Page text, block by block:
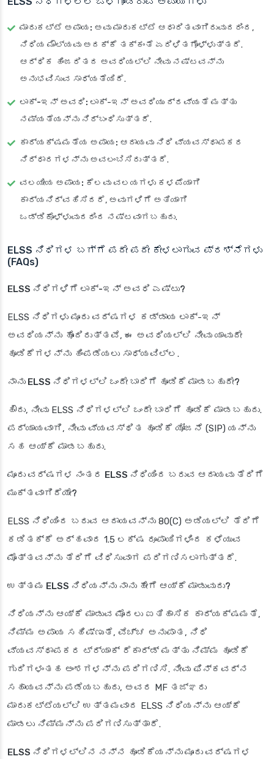
ಮಾರುಕಟ್ಟೆ ಅಪಾಯ: ಅವು ಮಾರುಕಟ್ಟೆ ಆಧಾರಿತವಾಗಿರುವುದರಿಂದ,
ನಿಧಿಯ ಮೌಲ್ಯವು ಅದಕ್ಕೆ ತಕ್ಕಂತೆ ಏರಿಳಿತಗೊಳ್ಳುತ್ತದೆ.
ಆರ್ಥಿಕ ಹಿಂಜರಿತದ ಅವಧಿಯಲ್ಲಿ ನೀವು ನಷ್ಟವನ್ನು
ಅನುಭವಿಸುವ ಸಾಧ್ಯತೆಯಿದೆ.
ಲಾಕ್-ಇನ್ ಅವಧಿ: ಲಾಕ್-ಇನ್ ಅವಧಿಯು ದ್ರವ್ಯತೆ ಮತ್ತು
ನಮ್ಯತೆಯನ್ನು ನಿರ್ಬಂಧಿಸುತ್ತದೆ.
ಕಾರ್ಯಕ್ಷಮತೆಯ ಅಪಾಯ: ಆದಾಯವು ನಿಧಿ ವ್ಯವಸ್ಥಾಪಕರ
ನಿರ್ಧಾರಗಳನ್ನು ಅವಲಂಬಿಸಿರುತ್ತದೆ.
ವಲಯೀಯ ಅಪಾಯ: ಕೆಲವು ವಲಯಗಳು ಕಳಪೆಯಾಗಿ
ಕಾರ್ಯನಿರ್ವಹಿಸಿದರೆ, ಅವುಗಳಿಗೆ ಅತಿಯಾಗಿ
ಒಡ್ಡಿಕೊಳ್ಳುವುದರಿಂದ ನಷ್ಟವಾಗಬಹುದು.
ELSS ನಿಧಿಗಳ ಬಗ್ಗೆ ಪದೇ ಪದೇ ಕೇಳಲಾಗುವ ಪ್ರಶ್ನೆಗಳು
(FAQs)
ELSS ನಿಧಿಗಳಿಗೆ ಲಾಕ್-ಇನ್ ಅವಧಿ ಎಷ್ಟು?
ELSS ನಿಧಿಗಳು ಮೂರು ವರ್ಷಗಳ ಕಡ್ಡಾಯ ಲಾಕ್-ಇನ್
ಅವಧಿಯನ್ನು ಹೊಂದಿರುತ್ತವೆ, ಈ ಅವಧಿಯಲ್ಲಿ ನೀವು ಯಾವುದೇ
ಹೂಡಿಕೆಗಳನ್ನು ಹಿಂಪಡೆಯಲು ಸಾಧ್ಯವಿಲ್ಲ.
ನಾನು ELSS ನಿಧಿಗಳಲ್ಲಿ ಒಂದೇ ಬಾರಿಗೆ ಹೂಡಿಕೆ ಮಾಡಬಹುದೇ?
ಹೌದು, ನೀವು ELSS ನಿಧಿಗಳಲ್ಲಿ ಒಂದೇ ಬಾರಿಗೆ ಹೂಡಿಕೆ ಮಾಡಬಹುದು.
ಪರ್ಯಾಯವಾಗಿ, ನೀವು ವ್ಯವಸ್ಥಿತ ಹೂಡಿಕೆ ಯೋಜನೆ (SIP) ಯನ್ನು
ಸಹ ಆಯ್ಕೆ ಮಾಡಬಹುದು.
ಮೂರು ವರ್ಷಗಳ ನಂತರ ELSS ನಿಧಿಯಿಂದ ಬರುವ ಆದಾಯವು ತೆರಿಗೆ
ಮುಕ್ತವಾಗಿದೆಯೇ?
ELSS ನಿಧಿಯಿಂದ ಬರುವ ಆದಾಯವನ್ನು 80(C) ಅಡಿಯಲ್ಲಿ ತೆರಿಗೆ
ಕಡಿತಕ್ಕೆ ಅರ್ಹವಾದ 1.5 ಲಕ್ಷ ರೂಪಾಯಿಗಳಿಂದ ಕಳೆಯುವ
ಮೊತ್ತವನ್ನು ತೆರಿಗೆ ವಿಧಿಸುವಾಗ ಪರಿಗಣಿಸಲಾಗುತ್ತದೆ.
ಉತ್ತಮ ELSS ನಿಧಿಯನ್ನು ನಾನು ಹೇಗೆ ಆಯ್ಕೆ ಮಾಡುವುದು?
ನಿಧಿಯನ್ನು ಆಯ್ಕೆ ಮಾಡುವ ಮೊದಲು ಐತಿಹಾಸಿಕ ಕಾರ್ಯಕ್ಷಮತೆ,
ನಿಮ್ಮ ಅಪಾಯ ಸಹಿಷ್ಣುತೆ, ವೆಚ್ಚ ಅನುಪಾತ, ನಿಧಿ
ವ್ಯವಸ್ಥಾಪಕರ ಟ್ರ್ಯಾಕ್ ರೆಕಾರ್ಡ್ ಮತ್ತು ನಿಮ್ಮ ಹೂಡಿಕೆ
ಗುರಿಗಳಂತಹ ಅಂಶಗಳನ್ನು ಪರಿಗಣಿಸಿ. ನೀವು ಫಿನ್‌ಕವರ್‌ನ
ಸಹಾಯವನ್ನು ಪಡೆಯಬಹುದು, ಅವರ MF ತಜ್ಞರು
ಮಾರುಕಟ್ಟೆಯಲ್ಲಿ ಉತ್ತಮವಾದ ELSS ನಿಧಿಯನ್ನು ಆಯ್ಕೆ
ಮಾಡಲು ನಿಮ್ಮನ್ನು ಪರಿಗಣಿಸುತ್ತಾರೆ.
ELSS ನಿಧಿಗಳಲ್ಲಿನ ನನ್ನ ಹೂಡಿಕೆಯನ್ನು ಮೂರು ವರ್ಷಗಳ